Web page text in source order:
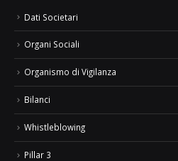
Dati Societari
Organi Sociali
Organismo di Vigilanza
Bilanci
Whistleblowing
Pillar 3